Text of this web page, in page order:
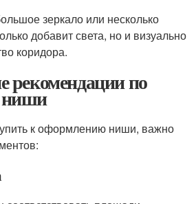
зеркало или несколько
добавит света, но и визуально
коридора.
рекомендации по
к оформлению ниши, важно